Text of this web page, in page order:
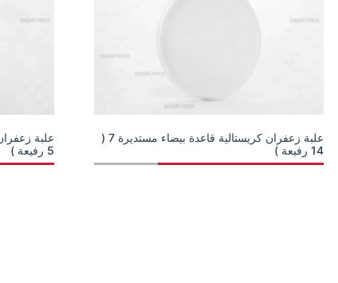
علبة زعفران كريستالية قاعدة بيضاء مستديرة 7 (
14 رفيعة )
5 رفيعة )